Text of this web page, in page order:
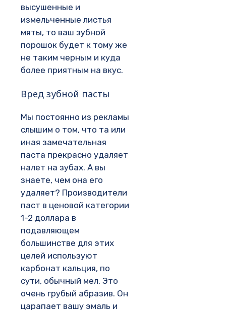
высушенные и
измельченные листья
мяты, то ваш зубной
порошок будет к тому же
не таким черным и куда
более приятным на вкус.
Вред зубной пасты
Мы постоянно из рекламы
слышим о том, что та или
иная замечательная
паста прекрасно удаляет
налет на зубах. А вы
знаете, чем она его
удаляет? Производители
паст в ценовой категории
1-2 доллара в
подавляющем
большинстве для этих
целей используют
карбонат кальция, по
сути, обычный мел. Это
очень грубый абразив. Он
царапает вашу эмаль и